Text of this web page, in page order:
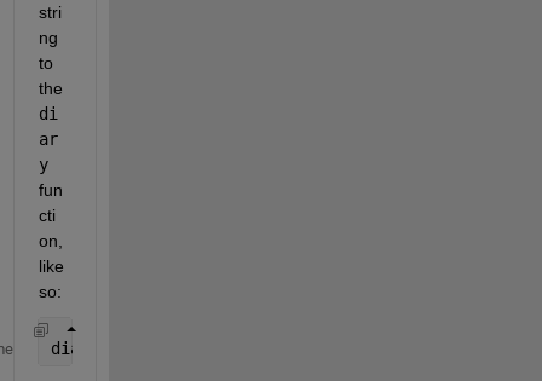
stri
ng
to
di
ar
y
fun
cti
on,
like
so:
diary